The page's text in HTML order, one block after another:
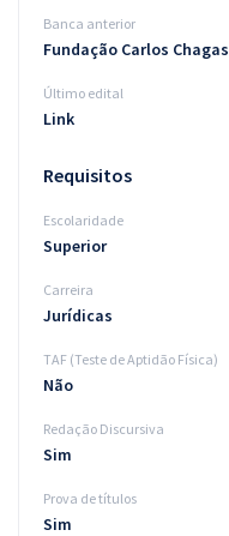
Atendimento
Banca anterior
Fundação Carlos Chagas
Último edital
Link
Requisitos
Escolaridade
Superior
Carreira
Jurídicas
TAF (Teste de Aptidão Física)
Não
Redação Discursiva
Sim
Prova de títulos
Sim